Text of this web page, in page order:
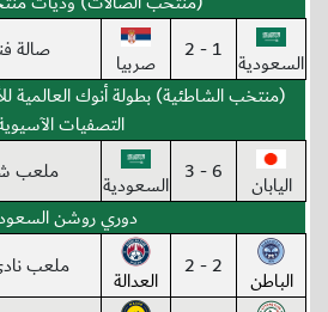
السعودية 1 - 2 صربيا
صالة
التصفيات
اليابان
6 - 3 السعودية
ملعب
دوري روشن
الباطن 2 - 2 العدالة ملعب